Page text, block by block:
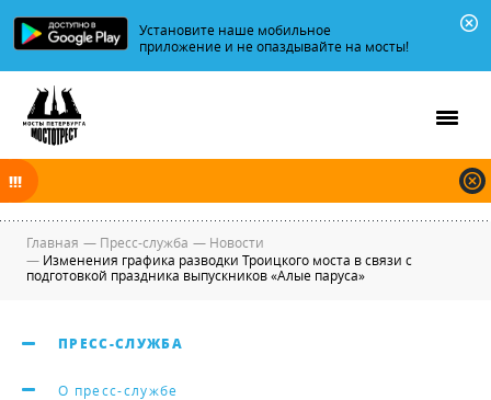
Установите наше мобильное
приложение и не опаздывайте на мосты!
разводятся по графику.
Главная — Пресс-служба — Новости
— Изменения графика разводки Троицкого моста в связи с
подготовкой праздника выпускников «Алые паруса»
ПРЕСС-СЛУЖБА
О пресс-службе